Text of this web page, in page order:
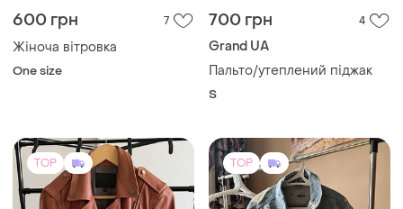
600 грн
Жіноча вітровка
700 грн
Grand UA
TOP TOP